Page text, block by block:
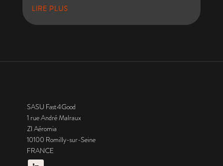
LIRE PLUS
SASU Fast4Good
1 rue André Malraux
ZI Aéromia
10100 Romilly-sur-Seine
FRANCE